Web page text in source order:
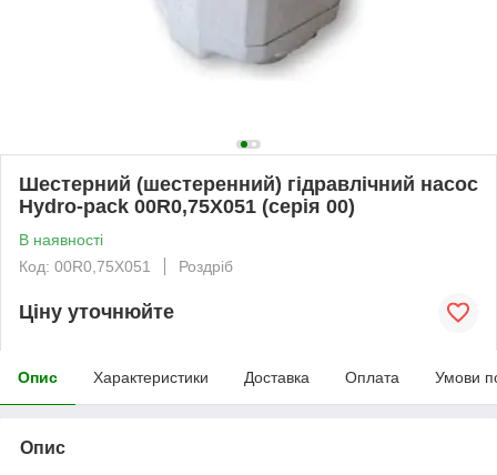
Шестерний (шестеренний) гідравлічний насос
Hydro-pack 00R0,75X051 (серія 00)
В наявності
Код: 00R0,75X051
Роздріб
Ціну уточнюйте
Опис Характеристики Доставка Оплата Умови
Опис